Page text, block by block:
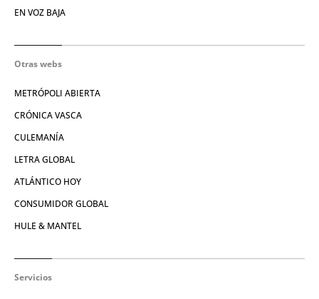
EN VOZ BAJA
Otras webs
METRÓPOLI ABIERTA
CRÓNICA VASCA
CULEMANÍA
LETRA GLOBAL
ATLÁNTICO HOY
CONSUMIDOR GLOBAL
HULE & MANTEL
Servicios